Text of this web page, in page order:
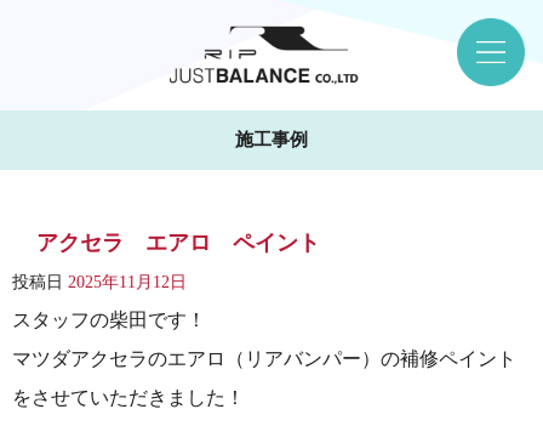
施工事例
アクセラ エアロ ペイント
投稿日 2025年11月12日
スタッフの柴田です！
マツダアクセラのエアロ（リアバンパー）の補修ペイント
をさせていただきました！